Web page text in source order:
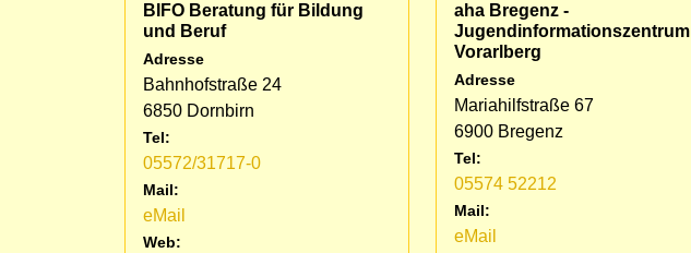
BIFO Beratung für Bildung
und Beruf
Adresse
Bahnhofstraße 24
6850 Dornbirn
Tel:
05572/31717-0
Mail:
eMail
Web:
aha Bregenz -
Jugendinformationszentrum
Vorarlberg
Adresse
Mariahilfstraße 67
6900 Bregenz
Tel:
05574 52212
Mail:
eMail